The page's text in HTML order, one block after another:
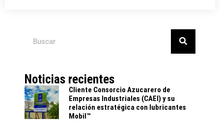
Noticias recientes
Cliente Consorcio Azucarero de
Empresas Industriales (CAEI) y su
relación estratégica con lubricantes
Mobil™